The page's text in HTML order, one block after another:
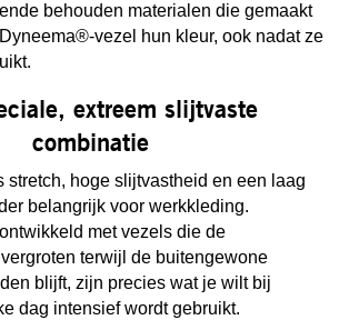
behouden materialen die gemaakt
vezel hun kleur, ook nadat ze
extreem slijtvaste
combinatie
stretch, hoge slijtvastheid en een laag
belangrijk voor werkkleding.
met vezels die de
terwijl de buitengewone
blijft, zijn precies wat je wilt bij
dag intensief wordt gebruikt.